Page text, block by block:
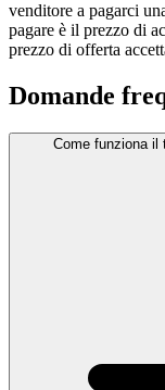
venditore a pagarci
pagare è il prezzo di
prezzo di offerta
Domande
Come funziona il